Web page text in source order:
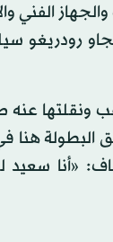
الفني
رودريغو
ونقلتها
هنا
«أنا